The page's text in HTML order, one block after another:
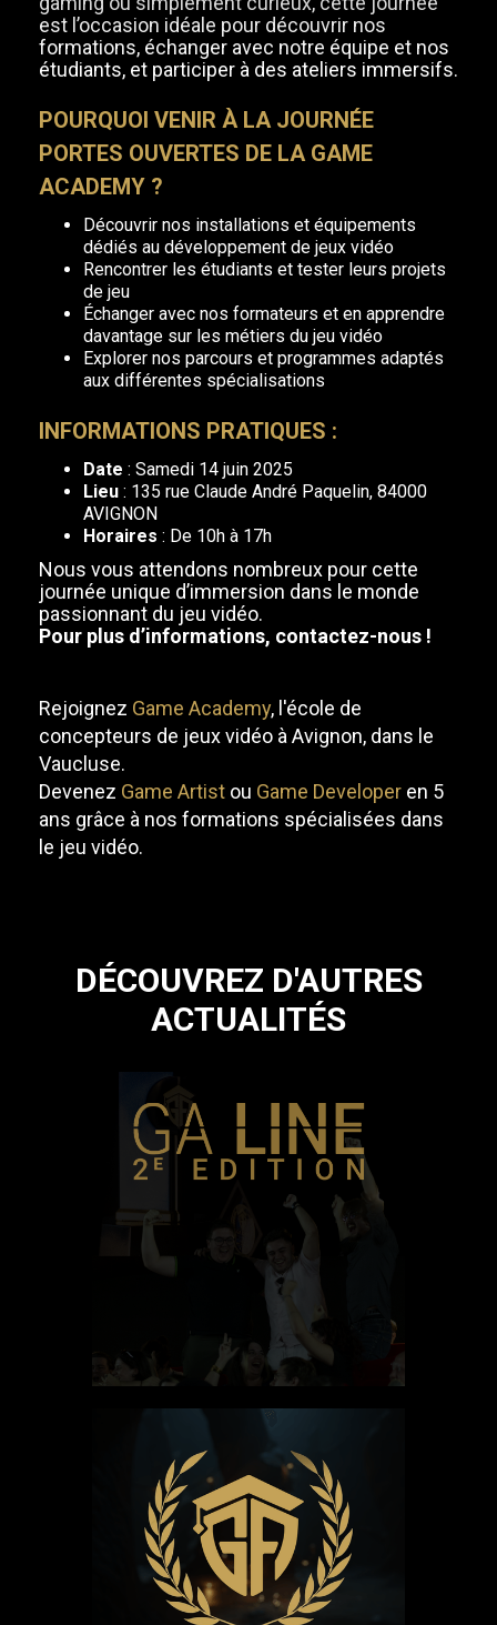
est l’occasion idéale pour découvrir nos
formations, échanger avec notre équipe et nos
étudiants, et participer à des ateliers immersifs.
POURQUOI VENIR À LA JOURNÉE
PORTES OUVERTES DE LA GAME
ACADEMY ?
Découvrir nos installations et équipements
dédiés au développement de jeux vidéo
Rencontrer les étudiants et tester leurs projets
de jeu
Échanger avec nos formateurs et en apprendre
davantage sur les métiers du jeu vidéo
Explorer nos parcours et programmes adaptés
aux différentes spécialisations
INFORMATIONS PRATIQUES :
Date : Samedi 14 juin 2025
Lieu : 135 rue Claude André Paquelin, 84000
AVIGNON
Horaires : De 10h à 17h
Nous vous attendons nombreux pour cette
journée unique d’immersion dans le monde
passionnant du jeu vidéo.
Pour plus d’informations, contactez-nous !
Rejoignez Game Academy, l'école de
concepteurs de jeux vidéo à Avignon, dans le
Vaucluse.
Devenez Game Artist ou Game Developer en 5
ans grâce à nos formations spécialisées dans
le jeu vidéo.
DÉCOUVREZ D'AUTRES
ACTUALITÉS